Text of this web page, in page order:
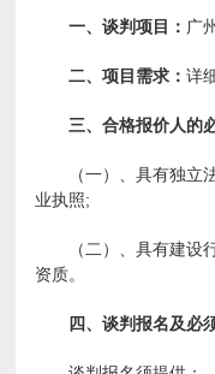
一、谈判项目： 广
二、项目需求：详
三、合格报价人的
（一）
、具有独
业执照;
（二）、具有建
资质。
四、谈判报名及必